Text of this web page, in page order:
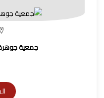
جمعية جوهرة